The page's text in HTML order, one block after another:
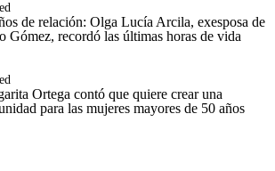
de relación: Olga Lucía Arcila, exesposa de
Gómez, recordó las últimas horas de vida
Ortega contó que quiere crear una
para las mujeres mayores de 50 años